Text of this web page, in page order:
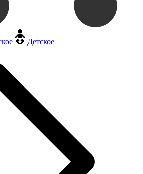
Детское